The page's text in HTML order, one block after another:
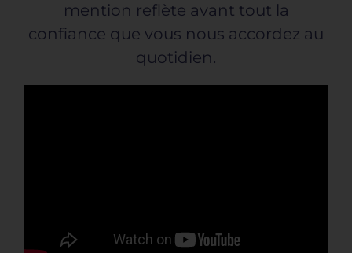
CONTACT
mention reflète avant tout la
confiance que vous nous accordez au
quotidien.